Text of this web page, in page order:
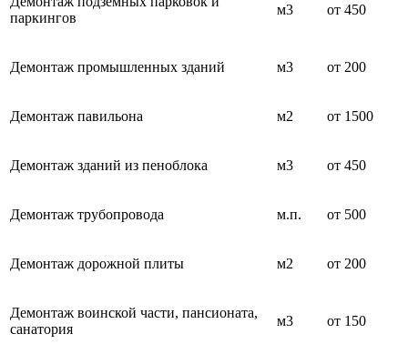
паркингов
м3 от 450
Демонтаж промышленных зданий м3 от 200
Демонтаж павильона м2 от 1500
Демонтаж зданий из пеноблока м3 от 450
Демонтаж трубопровода м.п. от 500
Демонтаж дорожной плиты м2 от 200
Демонтаж воинской части, пансионата,
санатория
м3 от 150